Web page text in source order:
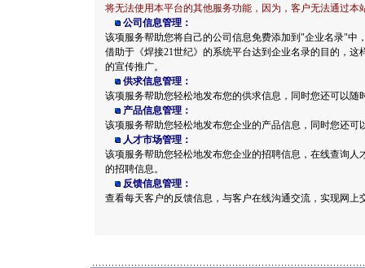
将无法使用本平台的其他服务功能，因为，客户无法通过本
公司信息管理：
该项服务帮助您将自己的公司信息免费添加到"企业名录"中
借助于《焊接21世纪》的系统平台达到企业名录的目的，
的宣传推广。
供求信息管理：
该项服务帮助您轻松地发布您的供求信息，同时您还可以随
产品信息管理：
该项服务帮助您轻松地发布您企业的产品信息，同时您还可
人才市场管理：
该项服务帮助您轻松地发布您企业的招聘信息 ， 在线查询人
的招聘信息。
反馈信息管理：
查看每天客户的反馈信息，与客户在线沟通交流，实现网上